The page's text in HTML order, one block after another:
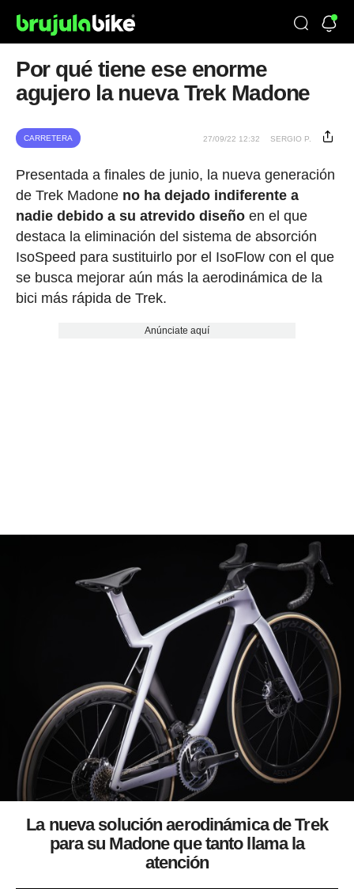
Por qué tiene ese enorme
agujero la nueva Trek Madone
CARRETERA 27/09/22 12:32 SERGIO P.
Presentada a finales de junio, la nueva generación
de Trek Madone no ha dejado indiferente a
nadie debido a su atrevido diseñoen el que
destaca la eliminación del sistema de absorción
IsoSpeed para sustituirlo por el IsoFlow con el que
se busca mejorar aún más la aerodinámica de la
bici más rápida de Trek.
Anúnciate aquí
La nueva solución aerodinámica de Trek
para su Madone que tanto llama la
atención